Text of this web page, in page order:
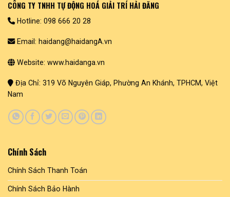
CÔNG TY TNHH TỰ ĐỘNG HOÁ GIẢI TRÍ HẢI ĐĂNG
Hotline: 098 666 20 28
Email: haidang@haidangA.vn
Website: www.haidanga.vn
Địa Chỉ: 319 Võ Nguyên Giáp, Phường An Khánh, TPHCM, Việt
Nam
Chính Sách
Chính Sách Thanh Toán
Chính Sách Bảo Hành